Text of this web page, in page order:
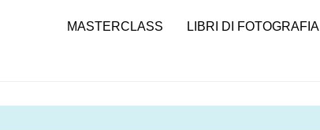
MASTERCLASS LIBRI DI FOTOGRAFIA